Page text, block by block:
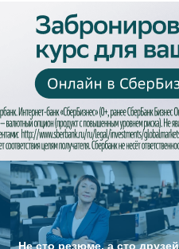
Не сто резюме, а сто